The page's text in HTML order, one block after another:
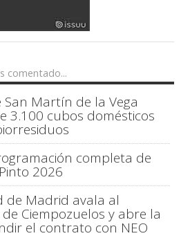
comentado...
San Martín de la Vega
3.100 cubos domésticos
completa de
2026
de Madrid avala al
Ciempozuelos y abre la
el contrato con NEO